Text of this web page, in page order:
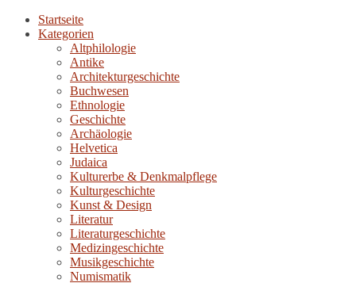
Startseite
Kategorien
Altphilologie
Antike
Architekturgeschichte
Buchwesen
Ethnologie
Geschichte
Archäologie
Helvetica
Judaica
Kulturerbe & Denkmalpflege
Kulturgeschichte
Kunst & Design
Literatur
Literaturgeschichte
Medizingeschichte
Musikgeschichte
Numismatik